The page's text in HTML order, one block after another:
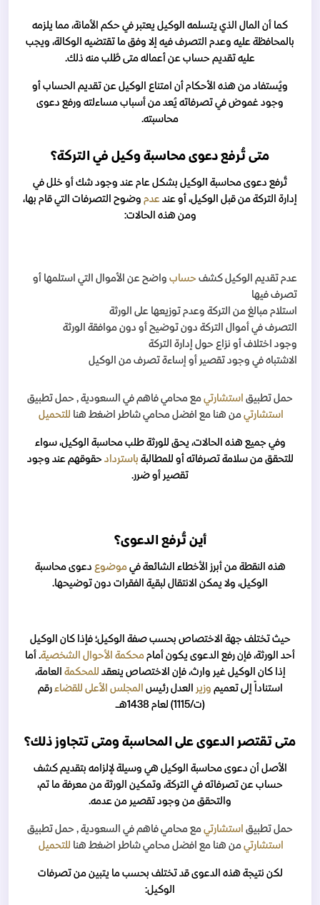
كما أن المال الذي يتسلمه الوكيل يعتبر في حكم الأمانة، مما يلزمه
بالمحافظة عليه وعدم التصرف فيه إلا وفق ما تقتضيه الوكالة، ويجب
عليه تقديم حساب عن أعماله متى طُلب منه ذلك.
ويُستفاد من هذه الأحكام أن امتناع الوكيل عن تقديم الحساب أو
وجود غموض في تصرفاته يُعد من أسباب مساءلته ورفع دعوى
محاسبته.
متى تُرفع دعوى محاسبة وكيل في التركة؟
تُرفع دعوى محاسبة الوكيل بشكل عام عند وجود شك أو خلل في
إدارة التركة من قبل الوكيل، أو عند عدم وضوح التصرفات التي قام بها،
ومن هذه الحالات:
عدم تقديم الوكيل كشف حساب واضح عن الأموال التي استلمها أو
تصرف فيها
استلام مبالغ من التركة وعدم توزيعها على الورثة
التصرف في أموال التركة دون توضيح أو دون موافقة الورثة
وجود اختلاف أو نزاع حول إدارة التركة
الاشتباه في وجود تقصير أو إساءة تصرف من الوكيل
حمل تطبيق استشارتي مع محامي فاهم في السعودية , حمل تطبيق
استشارتي من هنا مع افضل محامي شاطر اضغط هنا للتحميل
وفي جميع هذه الحالات، يحق للورثة طلب محاسبة الوكيل، سواء
للتحقق من سلامة تصرفاته أو للمطالبة باستردادحقوقهم عند وجود
تقصير أو ضرر.
أين تُرفع الدعوى؟
هذه النقطة من أبرز الأخطاء الشائعة فيموضوع دعوى محاسبة
الوكيل، ولا يمكن الانتقال لبقية الفقرات دون توضيحها.
حيث تختلف جهة الاختصاص بحسب صفة الوكيل؛ فإذا كان الوكيل
أحد الورثة، فإن رفع الدعوى يكون أمام محكمة الأحوال الشخصية. أما
إذا كان الوكيل غير وارث، فإن الاختصاص ينعقد للمحكمة العامة،
استناداً إلى تعميم وزير العدل رئيس المجلس الأعلى للقضاء رقم
(ت/1115) لعام 1438هـ.
متى تقتصر الدعوى على المحاسبة ومتى تتجاوز ذلك؟
الأصل أن دعوى محاسبة الوكيل هي وسيلة لإلزامه بتقديم كشف
حساب عن تصرفاته في التركة، وتمكين الورثة من معرفة ما تم،
والتحقق من وجود تقصير من عدمه.
حمل تطبيق استشارتي مع محامي فاهم في السعودية , حمل تطبيق
استشارتي من هنا مع افضل محامي شاطر اضغط هنا للتحميل
لكن نتيجة هذه الدعوى قد تختلف بحسب ما يتبين من تصرفات
الوكيل: